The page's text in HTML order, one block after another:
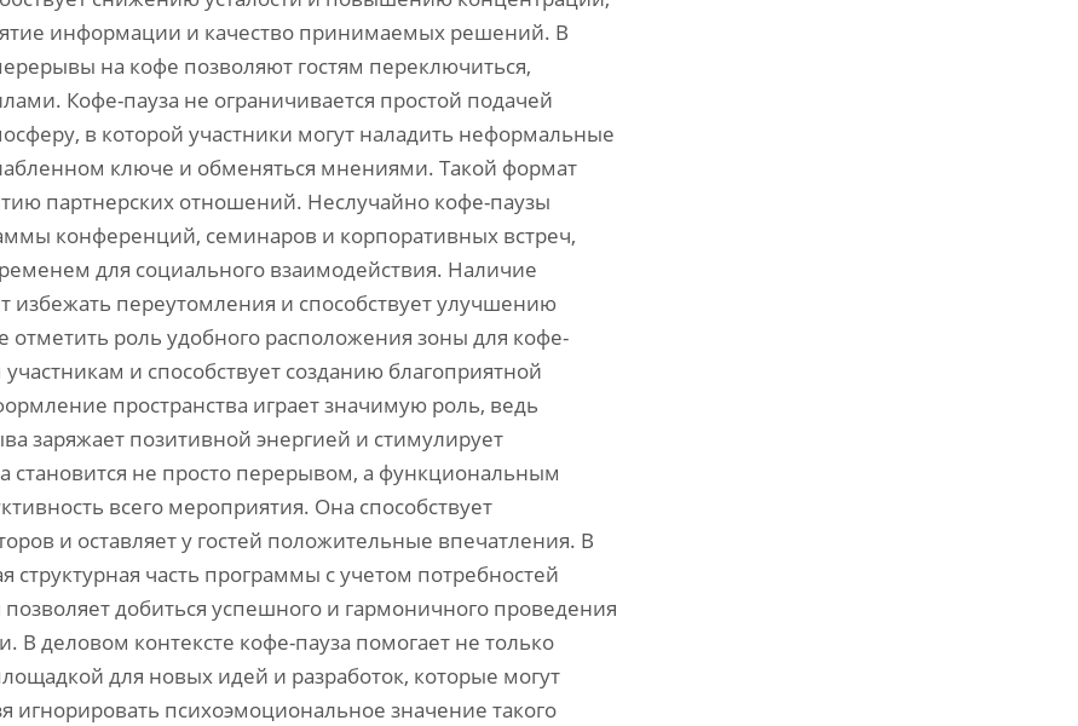
информации и качество принимаемых решений. В
на кофе позволяют гостям переключиться,
Кофе-пауза не ограничивается простой подачей
в которой участники могут наладить неформальные
ключе и обменяться мнениями. Такой формат
партнерских отношений. Неслучайно кофе-паузы
конференций, семинаров и корпоративных встреч,
для социального взаимодействия. Наличие
избежать переутомления и способствует улучшению
роль удобного расположения зоны для кофе-
и способствует созданию благоприятной
пространства играет значимую роль, ведь
заряжает позитивной энергией и стимулирует
становится не просто перерывом, а функциональным
всего мероприятия. Она способствует
и оставляет у гостей положительные впечатления. В
часть программы с учетом потребностей
добиться успешного и гармоничного проведения
деловом контексте кофе-пауза помогает не только
для новых идей и разработок, которые могут
психоэмоциональное значение такого